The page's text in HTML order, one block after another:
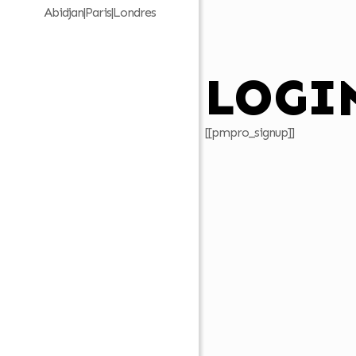
Abidjan|Paris|Londres
[[pmpro_signup]]